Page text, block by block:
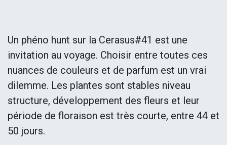
Un phéno hunt sur la Cerasus#41 est une
invitation au voyage. Choisir entre toutes ces
nuances de couleurs et de parfum est un vrai
dilemme. Les plantes sont stables niveau
structure, développement des fleurs et leur
période de floraison est très courte, entre 44 et
50 jours.